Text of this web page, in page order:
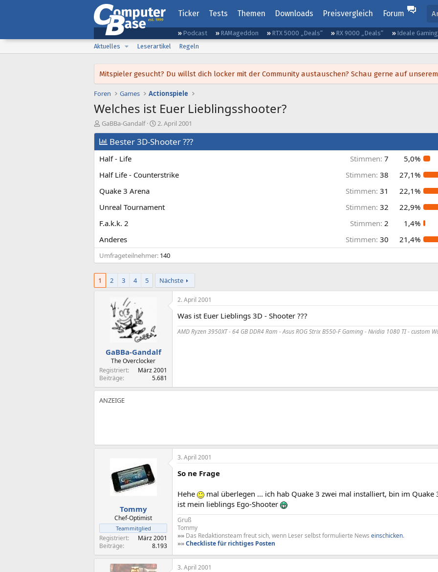
Ticker Tests Themen Downloads Preisvergleich Forum
Podcast RAMageddon RTX 5000 „Deals“ RX 9000 „Deals“ Ideale
Aktuelles
Leserartikel Regeln
Mitspieler gesucht? Du willst dich locker mit der Community austauschen? Schau gerne auf unserem
Foren Games Actionspiele
Welches ist Euer Lieblingsshooter?
E
r
s
t
e
l
r
GaBBa-Gandalf
E
r
s
t
l
2. April 2001
Bester 3D-Shooter ???
Half - Life Stimmen: 7
5,0%
Half Life - Counterstrike
Stimmen: 38
27,1%
Quake 3 Arena
Stimmen: 31
22,1%
Unreal Tournament
Stimmen: 32
22,9%
F.a.k.k. 2
Stimmen: 2
1,4%
Anderes
Stimmen: 30 21,4%
Umfrageteilnehmer 140
1 2 3 4 5 Nächste
GaBBa-Gandalf
The Overclocker
Registriert
März 2001
Beiträge
5.681
2. April 2001
Was ist Euer Lieblings 3D - Shooter ???
AMD Ryzen 3950XT - 64 GB DDR4 Ram - Asus ROG Strix B550-F Gaming - Nvidia 1080 TI - custom
Tommy
Chef-Optimist
Teammitglied
Registriert
März 2001
Beiträge
8.193
3. April 2001
So ne Frage
Hehe
mal überlegen ... ich hab Quake 3 zwei mal installiert, bin im Quake
ist mein lieblings Ego-Shooter
Gruß
Tommy
»» Das Redaktionsteam freut sich, wenn Leser selbst formulierte News einschicken.
»»Checkliste für richtiges Posten
3. April 2001